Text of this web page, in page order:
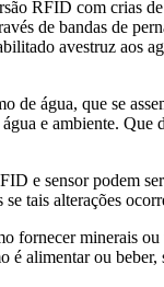
RFID com crias
de bandas de
avestruz aos
de água, que se
e ambiente. Que
e sensor podem
tais alterações
fornecer minerais
alimentar ou beber,